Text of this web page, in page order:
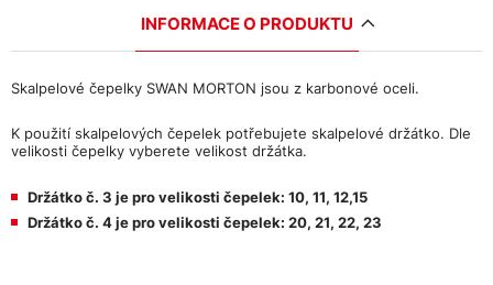
INFORMACE O PRODUKTU
Skalpelové čepelky SWAN MORTON jsou z karbonové oceli.
K použití skalpelových čepelek potřebujete skalpelové držátko. Dle
velikosti čepelky vyberete velikost držátka.
Držátko č. 3 je pro velikosti čepelek: 10, 11, 12,15
Držátko č. 4 je pro velikosti čepelek: 20, 21, 22, 23